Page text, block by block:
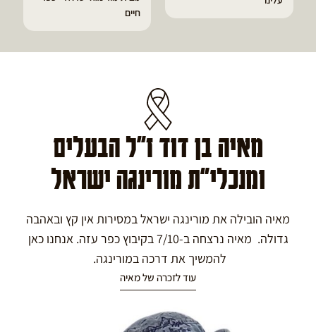
גאוט ודלקות
מאיה בן דוד ז"ל הבעלים
ומנכלי"ת מורינגה ישראל
מאיה הובילה את מורינגה ישראל במסירות אין קץ ובאהבה
גדולה. מאיה נרצחה ב-7/10 בקיבוץ כפר עזה. אנחנו כאן
להמשיך את דרכה במורינגה.
עוד לזכרה של מאיה